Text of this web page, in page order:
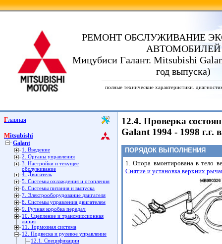
РЕМОНТ ОБСЛУЖИВАНИЕ
АВТОМОБИЛЕЙ
Мицубиси Галант. Mitsubishi
год выпуска)
полные технические характеристики.
Главная
Mitsubishi
Galant
1. Введение
2. Органы управления
3. Настройки и текущее
обслуживание
4. Двигатель
5. Системы охлаждения и отопления
6. Системы питания и выпуска
7. Электрооборудование двигателя
8. Системы управления двигателем
9. Ручная коробка передач
10. Сцепление и трансмиссионная
линия
11. Тормозная система
12. Подвеска и рулевое управление
12.1. Спецификации
12.4. Проверка
Galant 1994 - 1998 г.г.
ПОРЯДОК ВЫПОЛНЕНИЯ
1. Опора вмонтирована в тело
Снятие и установка верхних